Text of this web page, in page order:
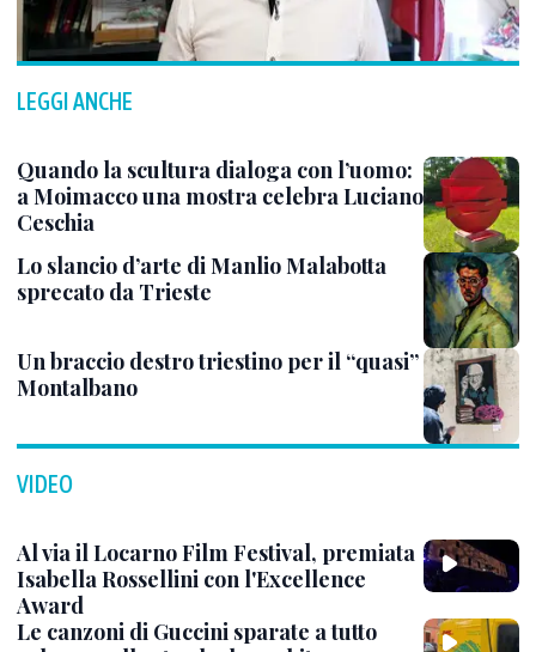
LEGGI ANCHE
Quando la scultura dialoga con l’uomo:
a Moimacco una mostra celebra Luciano
Ceschia
Lo slancio d’arte di Manlio Malabotta
sprecato da Trieste
Un braccio destro triestino per il “quasi”
Montalbano
VIDEO
Al via il Locarno Film Festival, premiata
Isabella Rossellini con l'Excellence
Award
Le canzoni di Guccini sparate a tutto